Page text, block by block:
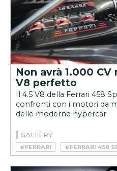
Non avrà 1.000
V8 perfetto
Il 4.5 V8 della Ferrari 458
confronti con i motori da
delle moderne hypercar
GALLERY
#FERRARI #FERRARI 458